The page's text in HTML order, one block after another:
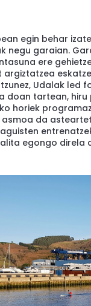
egin behar
negu garaian.
ere
argiztatzea
Udalak led
doan tartean,
horiek
asmoa da
egongo direla